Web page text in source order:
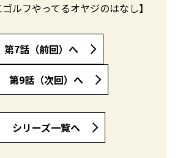
ゴルフやってるオヤジのはなし】
第7話（前回）へ
第9話（次回）へ
シリーズ一覧へ